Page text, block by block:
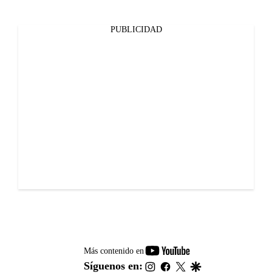
PUBLICIDAD
Más contenido en
youtube-
footer
Síguenos en: instagram
facebook
twitter